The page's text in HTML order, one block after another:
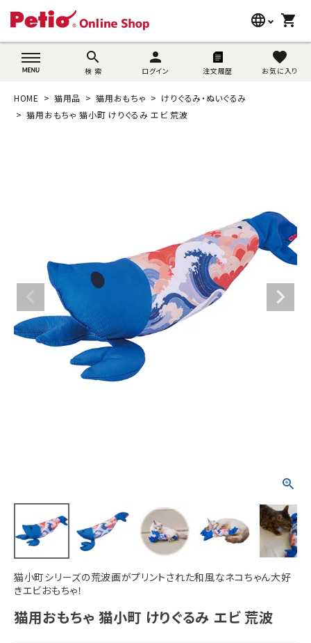
language
wovn-lang-name
shopping_cart
search
検 索
person
ログイン 注文履歴
favorite
お気に入り
search
猫用品
ご利用案内
ACCOUNT MENU
ようこそ ゲスト 様
HOME 猫用品 猫用おもちゃ
けりぐるみ・ぬいぐるみ
猫用おもちゃ 猫小町 けりぐるみ エビ 荒波
猫小町シリーズの荒波画がプリントされた和風なネコちゃん大好
きエビおもちゃ！
猫用おもちゃ 猫小町 けりぐるみ エビ 荒波